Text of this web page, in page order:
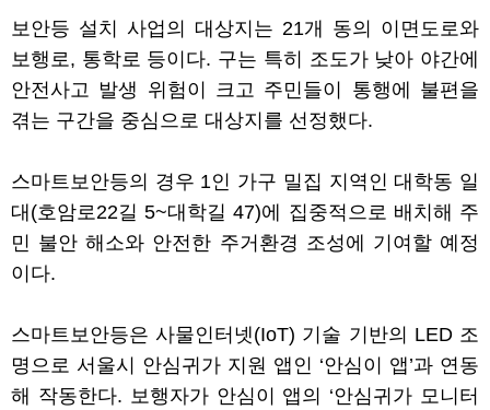
보안등 설치 사업의 대상지는 21개 동의 이면도로와
보행로, 통학로 등이다. 구는 특히 조도가 낮아 야간에
안전사고 발생 위험이 크고 주민들이 통행에 불편을
겪는 구간을 중심으로 대상지를 선정했다.
스마트보안등의 경우 1인 가구 밀집 지역인 대학동 일
대 (호암로22길5~대학길47)에 집중적으로 배치해 주
민 불안 해소와 안전한 주거환경 조성에 기여할 예정
이다.
스마트보안등은 사물인터넷(IoT) 기술 기반의 LED 조
명으로 서울시 안심귀가 지원 앱인 ‘안심이 앱’과 연동
해 작동한다. 보행자가 안심이 앱의 ‘안심귀가 모니터